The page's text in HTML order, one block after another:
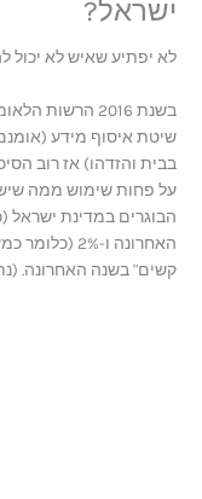
ישראל?
לא יפתיע שאיש לא יכול
בשנת 2016
שיטת איסוף מידע
בבית והזדהו) אז רוב
קשים" בשנה האחרונה.